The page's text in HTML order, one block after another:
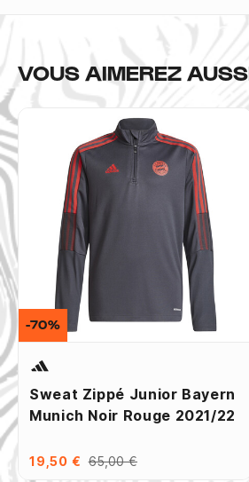
VOUS AIMEREZ
Sweat Zippé Junior Bayern
Munich Noir Rouge 2021/22
19,50 € 65,00 €
-70%